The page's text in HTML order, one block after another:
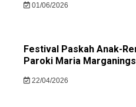
01/06/2026
Festival Paskah Anak-
Paroki Maria
22/04/2026